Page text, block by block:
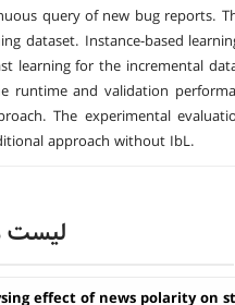
query of new bug reports.
dataset. Instance-based
learning for the incremental
and validation
The experimental
approach without IbL.
لیست
effect of news polarity on